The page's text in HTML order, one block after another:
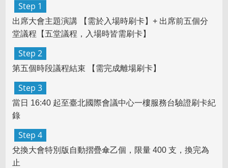
Step 1
出席大會主題演講 【需於入場時刷卡】+ 出席前五個分
堂議程【五堂議程，入場時皆需刷卡】
Step 2
第五個時段議程結束 【需完成離場刷卡】
Step 3
當日 16:40 起至臺北國際會議中心一樓服務台驗證刷卡紀
錄
Step 4
兌換大會特別版自動摺疊傘乙個 ，限量 400 支，換完為
止